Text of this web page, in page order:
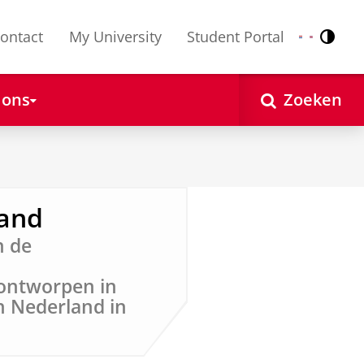
My University Student Portal Nederlands
English
Zoeken
de
in
Nederland in